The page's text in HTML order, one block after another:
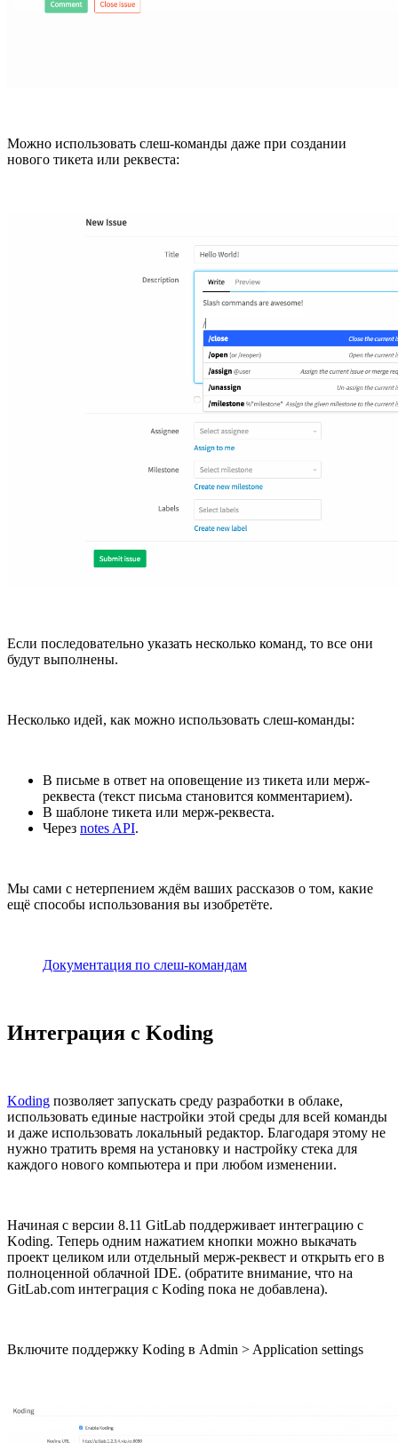
Можно использовать слеш-команды даже при создании
нового тикета или реквеста:
Если последовательно указать несколько команд, то все они
будут выполнены.
Несколько идей, как можно использовать слеш-команды:
В письме в ответ на оповещение из тикета или мерж-
реквеста (текст письма становится комментарием).
В шаблоне тикета или мерж-реквеста.
Через notes API.
Мы сами с нетерпением ждём ваших рассказов о том, какие
ещё способы использования вы изобретёте.
Документация по слеш-командам
Интеграция с Koding
Koding позволяет запускать среду разработки в облаке,
использовать единые настройки этой среды для всей команды
и даже использовать локальный редактор. Благодаря этому не
нужно тратить время на установку и настройку стека для
каждого нового компьютера и при любом изменении.
Начиная с версии 8.11 GitLab поддерживает интеграцию с
Koding. Теперь одним нажатием кнопки можно выкачать
проект целиком или отдельный мерж-реквест и открыть его в
полноценной облачной IDE. (обратите внимание, что на
GitLab.com интеграция с Koding пока не добавлена).
Включите поддержку Koding в Admin > Application settings